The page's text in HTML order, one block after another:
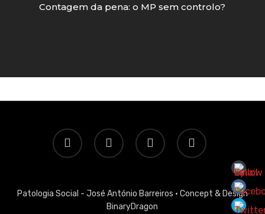
Contagem da pena: o MP sem controlo?
twitter facebook linkedin email
Patologia Social - José António Barreiros · Concept & Design
BinaryDragon